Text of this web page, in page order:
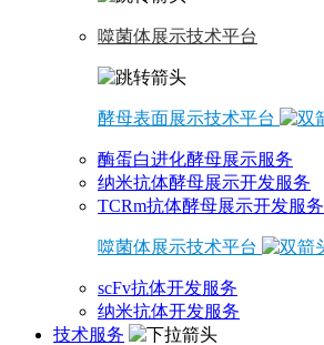
噬菌体展示技术平台
酵母表面展示技术平台
酶蛋白进化酵母展示服务
纳米抗体酵母展示开发服务
TCRm抗体酵母展示开发服务
噬菌体展示技术平台
scFv抗体开发服务
纳米抗体开发服务
技术服务